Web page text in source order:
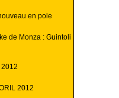
en pole
de Monza : Guintoli
2012